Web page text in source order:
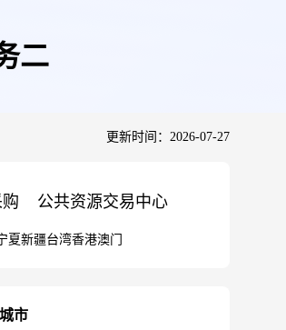
二
更新时间：2026-07-27
公共资源交易中心
夏新疆台湾香港澳门
市